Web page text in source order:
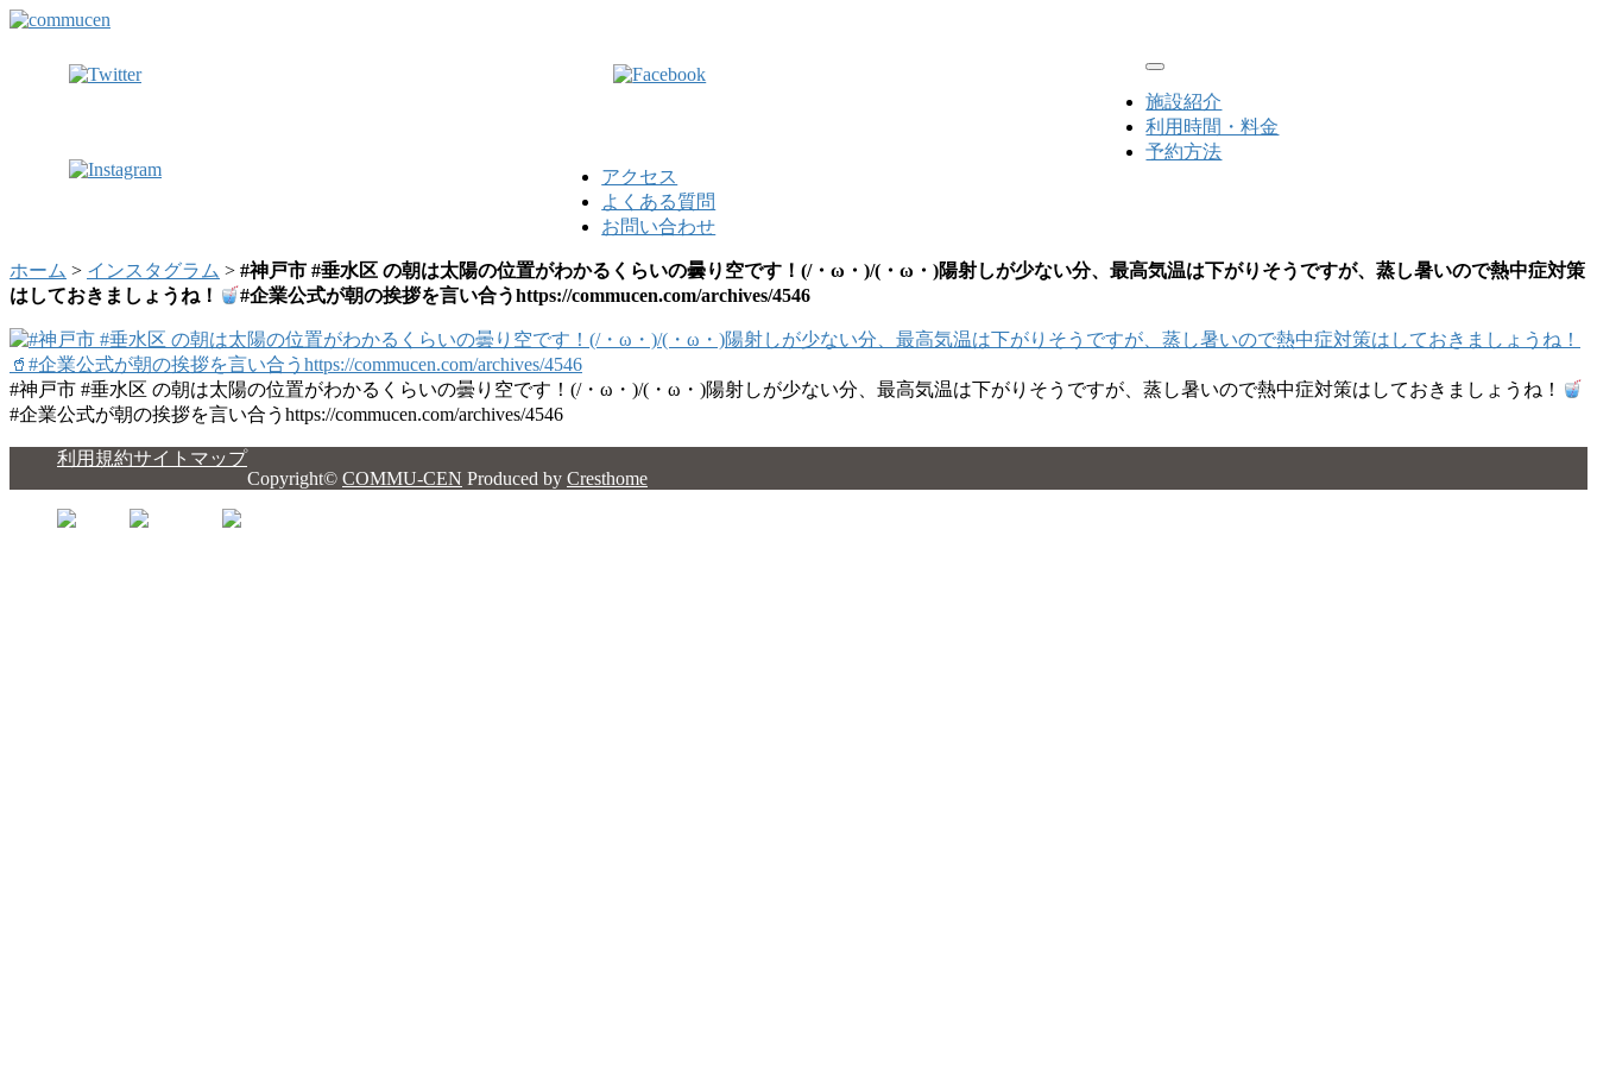
Toggle navigation
施設紹介
利用時間・料金
予約方法
アクセス
よくある質問
お問い合わせ
ホーム > インスタグラム > #神戸市 #垂水区 の朝は太陽の位置がわかるくらいの曇り空です！(/・ω・)/(・ω・)陽射しが少ない分、最高気温は下がりそうですが、蒸し暑いので熱中症対策
はしておきましょうね！
#企業公式が朝の挨拶を言い合うhttps://commucen.com/archives/4546
#神戸市 #垂水区 の朝は太陽の位置がわかるくらいの曇り空です！(/・ω・)/(・ω・)陽射しが少ない分、最高気温は下がりそうですが、蒸し暑いので熱中症対策はしておきましょうね！
#企業公式が朝の挨拶を言い合うhttps://commucen.com/archives/4546
利用規約サイトマップ
Copyright© COMMU-CEN Produced by Cresthome